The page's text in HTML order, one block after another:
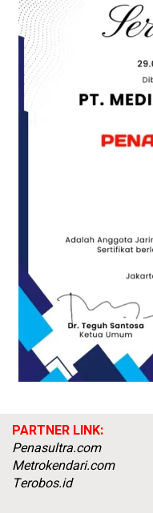
PARTNER LINK:
Penasultra.com
Metrokendari.com
Terobos.id